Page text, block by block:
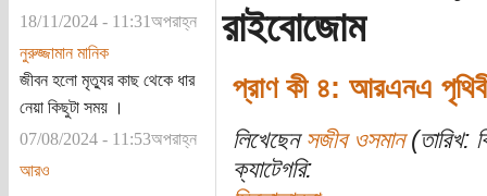
18/11/2024 - 11:31অপরাহ্ন
নুরুজ্জামান মানিক
জীবন হলো মৃত্যুর কাছ থেকে ধার
নেয়া কিছুটা সময় ।
07/08/2024 - 11:53অপরাহ্ন
আরও
রাইবোজোম
প্রাণ কী ৪: আরএনএ
লিখেছেন সজীব ওসমান(তারিখ:
ক্যাটেগরি: